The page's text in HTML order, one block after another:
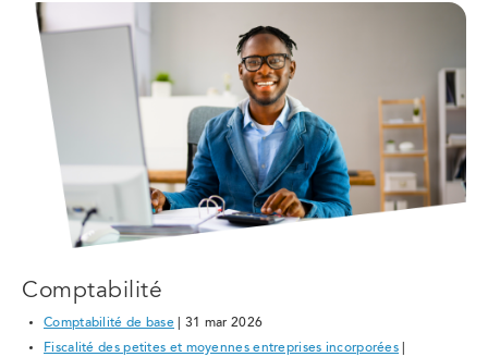
Comptabilité
Comptabilité de base | 31 mar 2026
Fiscalité des petites et moyennes entreprises incorporées